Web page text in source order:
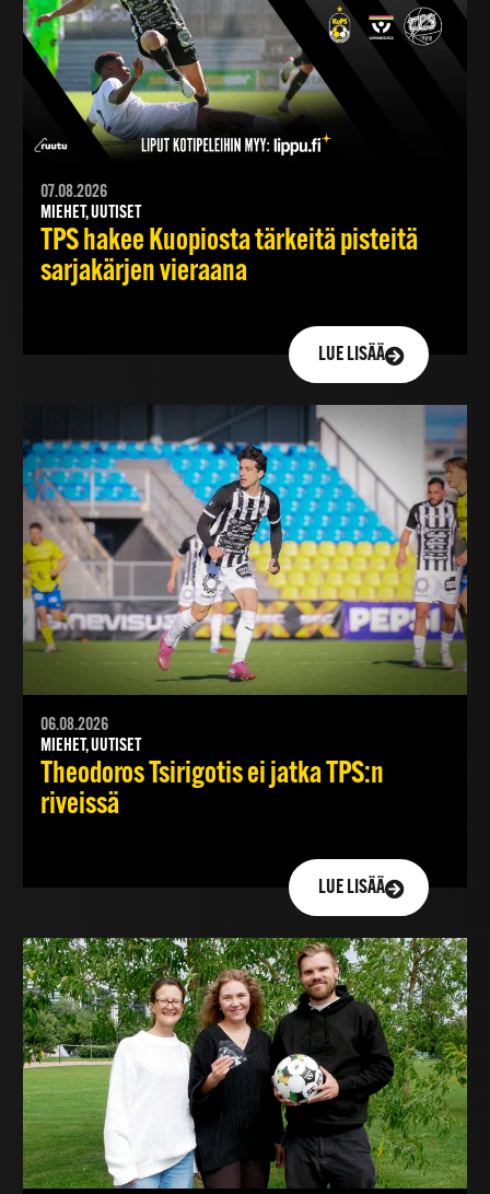
07.08.2026
MIEHET, UUTISET
TPS hakee Kuopiosta tärkeitä pisteitä
sarjakärjen vieraana
LUE LISÄÄ
06.08.2026
MIEHET, UUTISET
Theodoros Tsirigotis ei jatka TPS:n
riveissä
LUE LISÄÄ